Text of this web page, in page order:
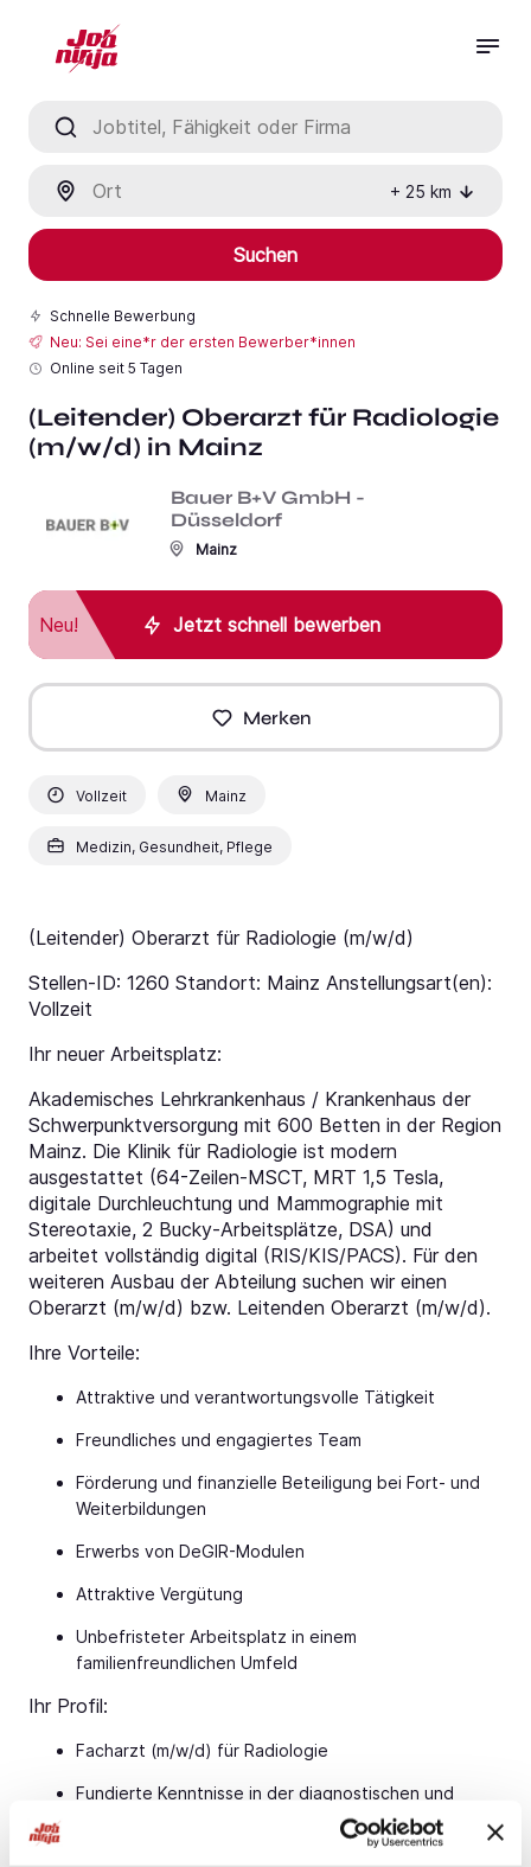
+ 25 km
Suchen
Schnelle Bewerbung
Neu: Sei eine*r der ersten Bewerber*innen
Online seit 5 Tagen
(Leitender) Oberarzt für Radiologie
(m/w/d) in Mainz
Bauer B+V GmbH -
Düsseldorf
Mainz
Jetzt schnell bewerben
Neu!
Merken
Vollzeit Mainz
Medizin, Gesundheit, Pflege
(Leitender) Oberarzt für Radiologie (m/w/d)
Stellen-ID: 1260 Standort: Mainz Anstellungsart(en):
Vollzeit
Ihr neuer Arbeitsplatz:
Akademisches Lehrkrankenhaus / Krankenhaus der
Schwerpunktversorgung mit 600 Betten in der Region
Mainz. Die Klinik für Radiologie ist modern
ausgestattet (64-Zeilen-MSCT, MRT 1,5 Tesla,
digitale Durchleuchtung und Mammographie mit
Stereotaxie, 2 Bucky-Arbeitsplätze, DSA) und
arbeitet vollständig digital (RIS/KIS/PACS). Für den
weiteren Ausbau der Abteilung suchen wir einen
Oberarzt (m/w/d) bzw. Leitenden Oberarzt (m/w/d).
Ihre Vorteile:
Attraktive und verantwortungsvolle Tätigkeit
Freundliches und engagiertes Team
Förderung und finanzielle Beteiligung bei Fort- und
Weiterbildungen
Erwerbs von DeGIR-Modulen
Attraktive Vergütung
Unbefristeter Arbeitsplatz in einem
familienfreundlichen Umfeld
Ihr Profil:
Facharzt (m/w/d) für Radiologie
Fundierte Kenntnisse in der diagnostischen und
Engagement und Teamfähigkeit